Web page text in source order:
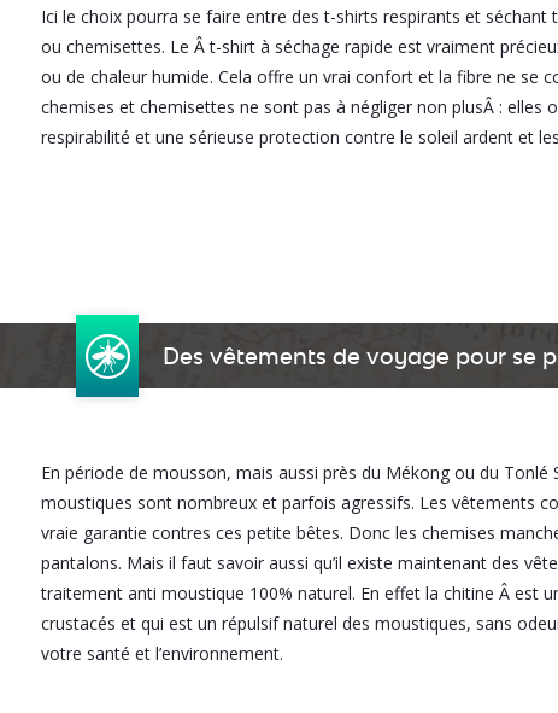
Ici le choix pourra se faire entre des t-shirts respirants et séchant
ou chemisettes. Le Â t-shirt à séchage rapide est vraiment
ou de chaleur humide. Cela offre un vrai confort et la fibre ne se
chemises et chemisettes ne sont pas à négliger non plusÂ : elles
respirabilité et une sérieuse protection contre le soleil ardent et
Des vêtements de voyage pour se
En période de mousson, mais aussi près du Mékong ou du Tonlé
moustiques sont nombreux et parfois agressifs. Les vêtements
vraie garantie contres ces petite bêtes. Donc les chemises
pantalons. Mais il faut savoir aussi qu’il existe maintenant des
traitement anti moustique 100% naturel. En effet la chitine Â est
crustacés et qui est un répulsif naturel des moustiques, sans
votre santé et l’environnement.